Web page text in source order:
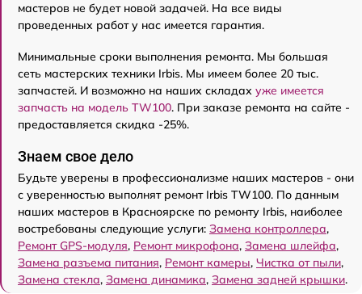
мастеров не будет новой задачей. На все виды
проведенных работ у нас имеется гарантия.
Минимальные сроки выполнения ремонта. Мы большая
сеть мастерских техники Irbis. Мы имеем более 20 тыс.
запчастей. И возможно на наших складах уже имеется
запчасть на модель TW100. При заказе ремонта на сайте -
предоставляется скидка -25%.
Знаем свое дело
Будьте уверены в профессионализме наших мастеров - они
с уверенностью выполнят ремонт Irbis TW100. По данным
наших мастеров в Красноярске по ремонту Irbis, наиболее
востребованы следующие услуги: Замена контроллера,
Ремонт GPS-модуля, Ремонт микрофона, Замена шлейфа,
Замена разъема питания, Ремонт камеры, Чистка от пыли,
Замена стекла, Замена динамика, Замена задней крышки.